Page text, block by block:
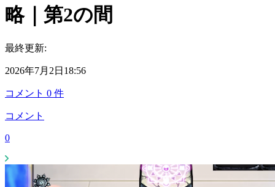
略｜第2の間
最終更新:
2026年7月2日18:56
コメント 0 件
コメント
0